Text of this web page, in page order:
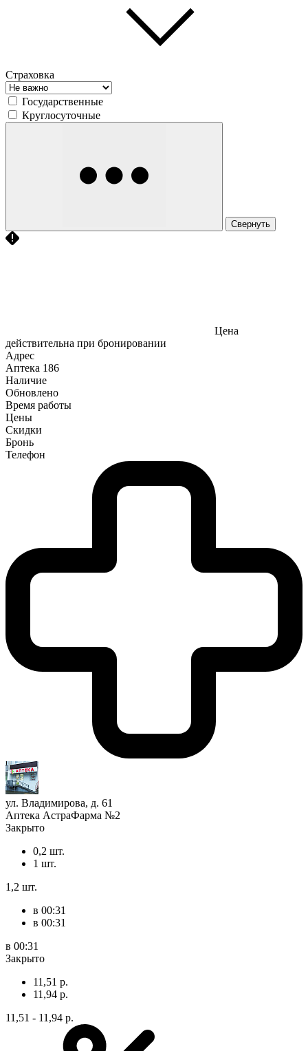
Страховка
Государственные
Круглосуточные
Свернуть
Цена
действительна при бронировании
Адрес
Аптека 186
Наличие
Обновлено
Время работы
Цены
Скидки
Бронь
Телефон
ул. Владимирова, д. 61
Аптека АстраФарма №2
Закрыто
0,2 шт.
1 шт.
1,2 шт.
в 00:31
в 00:31
в 00:31
Закрыто
11,51 р.
11,94 р.
11,51 - 11,94 р.